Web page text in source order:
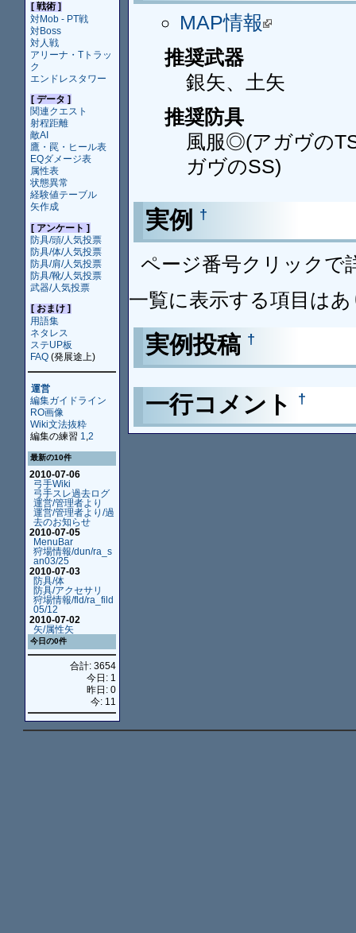
[ 戦術 ]
対Mob - PT戦
対Boss
対人戦
アリーナ・Tトラッ
ク
エンドレスタワー
[ データ ]
関連クエスト
射程距離
敵AI
鷹・罠・ヒール表
EQダメージ表
属性表
状態異常
経験値テーブル
矢作成
[ アンケート ]
防具/頭/人気投票
防具/体/人気投票
防具/肩/人気投票
防具/靴/人気投票
武器/人気投票
[ おまけ ]
用語集
ネタレス
ステUP板
FAQ(発展途上)
運営
編集ガイドライン
RO画像
Wiki文法抜粋
編集の練習 1 2
最新の10件
2010-07-06
弓手Wiki
弓手スレ過去ログ
運営/管理者より
運営/管理者より/過
去のお知らせ
2010-07-05
MenuBar
狩場情報/dun/ra_s
an03/25
2010-07-03
防具/体
防具/アクセサリ
狩場情報/fld/ra_fild
05/12
2010-07-02
矢/属性矢
今日の0件
合計: 3654
今日: 1
昨日: 0
今: 11
MAP情報
推奨武器
銀矢、土矢
推奨防具
風服◎(アガヴの
ガヴのSS)
実例 †
ページ番号クリックで
一覧に表示する項目は
実例投稿 †
一行コメント †